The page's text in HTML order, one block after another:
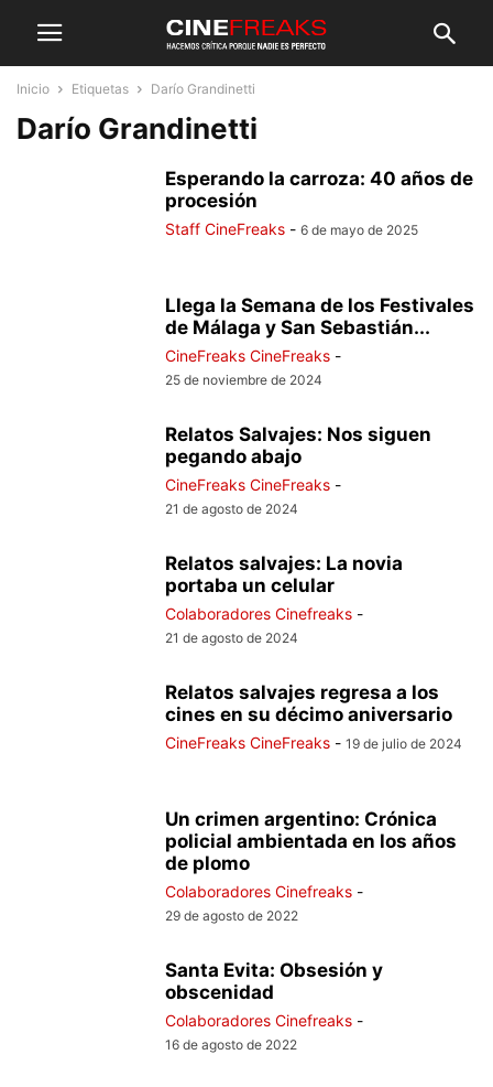
Inicio Etiquetas Darío Grandinetti
Darío Grandinetti
Esperando la carroza: 40 años de
procesión
Staff CineFreaks - 6 de mayo de 2025
Llega la Semana de los Festivales
de Málaga y San Sebastián...
CineFreaks CineFreaks -
25 de noviembre de 2024
Relatos Salvajes: Nos siguen
pegando abajo
CineFreaks CineFreaks -
21 de agosto de 2024
Relatos salvajes: La novia
portaba un celular
Colaboradores Cinefreaks -
21 de agosto de 2024
Relatos salvajes regresa a los
cines en su décimo aniversario
CineFreaks CineFreaks - 19 de julio de 2024
Un crimen argentino: Crónica
policial ambientada en los años
de plomo
Colaboradores Cinefreaks -
29 de agosto de 2022
Santa Evita: Obsesión y
obscenidad
Colaboradores Cinefreaks -
16 de agosto de 2022